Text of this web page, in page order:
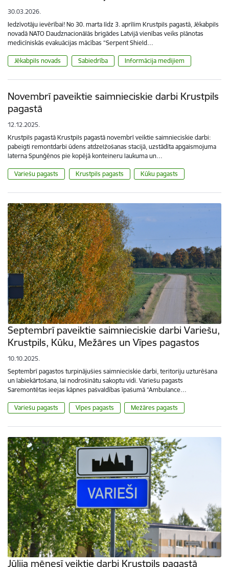
30.03.2026.
Iedzīvotāju ievērībai! No 30. marta līdz 3. aprīlim Krustpils pagastā, Jēkabpils
novadā NATO Daudznacionālās brigādes Latvijā vienības veiks plānotas
medicīniskās evakuācijas mācības “Serpent Shield…
Jēkabpils novads Sabiedrība Informācija medijiem
Novembrī paveiktie saimnieciskie darbi Krustpils
pagastā
12.12.2025.
Krustpils pagastā Krustpils pagastā novembrī veiktie saimnieciskie darbi:
pabeigti remontdarbi ūdens atdzelžošanas stacijā, uzstādīta apgaismojuma
laterna Spunģēnos pie kopējā konteineru laukuma un…
Variešu pagasts Krustpils pagasts Kūku pagasts
Septembrī paveiktie saimnieciskie darbi Variešu,
Krustpils, Kūku, Mežāres un Vīpes pagastos
10.10.2025.
Septembrī pagastos turpinājušies saimnieciskie darbi, teritoriju uzturēšana
un labiekārtošana, lai nodrošinātu sakoptu vidi. Variešu pagasts
Saremontētas ieejas kāpnes pašvaldības īpašumā “Ambulance…
Variešu pagasts Vīpes pagasts Mežāres pagasts
Jūlija mēnesī veiktie darbi Krustpils pagastā